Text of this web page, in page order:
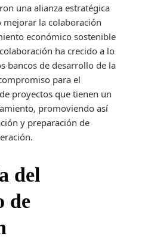
una alianza estratégica
la colaboración
económico sostenible
ha crecido a lo
bancos de desarrollo de la
para el
proyectos que tienen un
promoviendo así
y preparación de
del
de